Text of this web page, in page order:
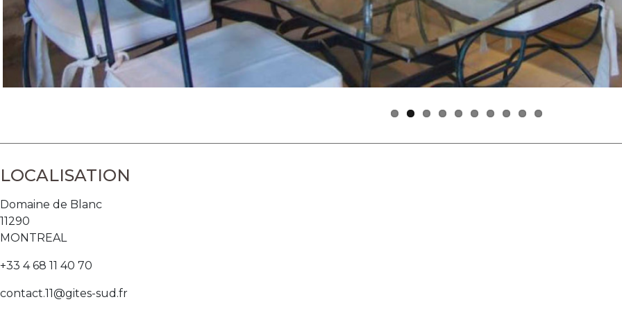
LOCALISATION
Domaine de Blanc
11290
MONTREAL
+33 4 68 11 40 70
contact.11@gites-sud.fr